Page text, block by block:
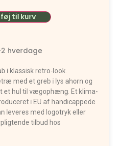
til kurv
hverdage
i klassisk retro-look.
med et greb i lys ahorn og
et hul til vægophæng. Et klima-
i EU af handicappede
leveres med logotryk eller
tilbud hos